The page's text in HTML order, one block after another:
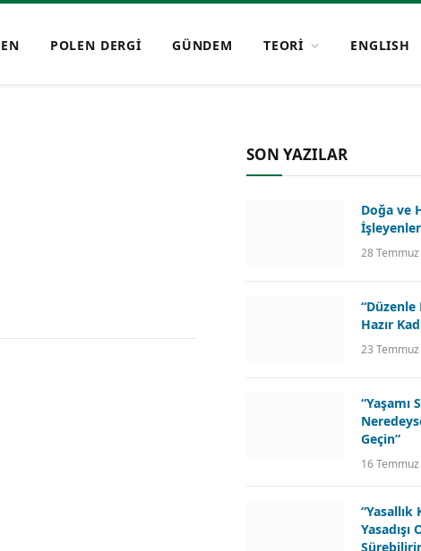
POLEN DERGİ GÜNDEM TEORİ ENGLISH
SON YAZILAR
Doğa ve
28
“Düzenle
Hazır
23
“Yaşamı
Geçin”
16
“Yasallık